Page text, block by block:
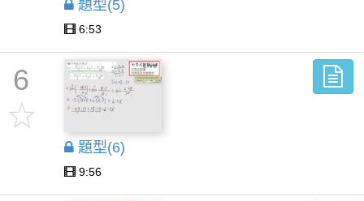
題型(5)
6:53
6
題型(6)
9:56